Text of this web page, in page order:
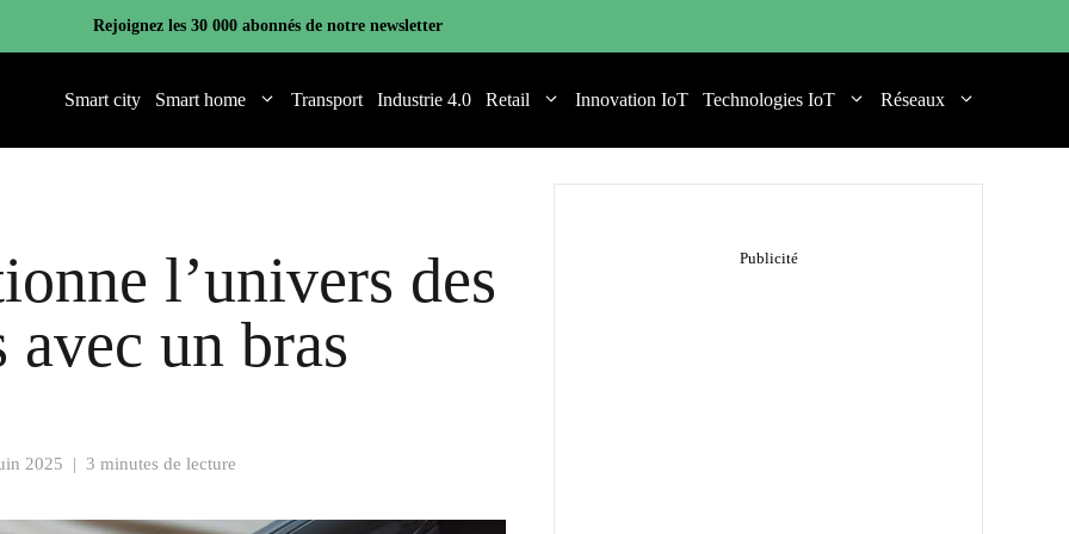
Rejoignez les 30 000 abonnés de notre newsletter
Smart city Smart home Transport Industrie 4.0 Retail Innovation IoT Technologies IoT Réseaux
l’univers des
avec un bras
2025 | 3 minutes de lecture